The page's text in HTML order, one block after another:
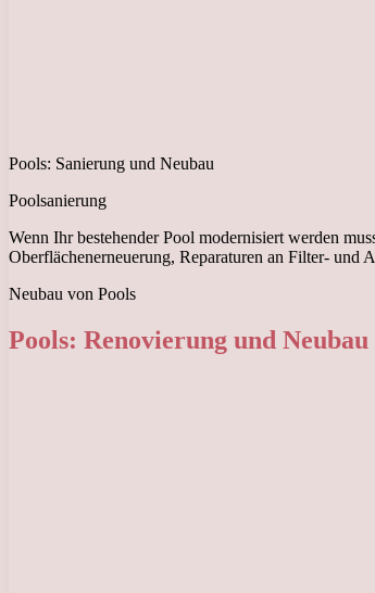
Pools: Sanierung und Neubau
Poolsanierung
Wenn Ihr bestehender Pool modernisiert werden
Oberflächenerneuerung, Reparaturen an Filter- und
Neubau von Pools
Pools: Renovierung und Neubau